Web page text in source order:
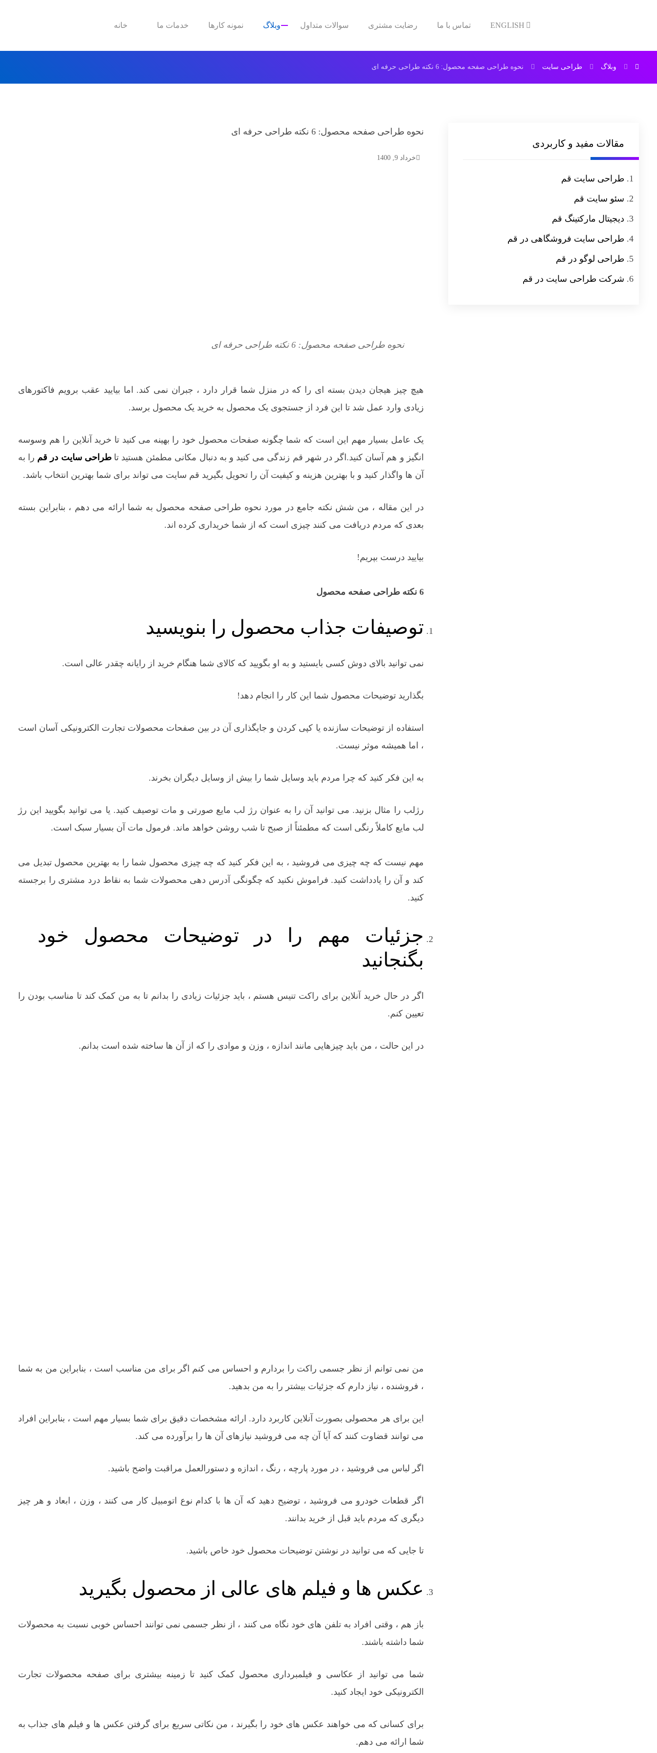
خانه خدمات ما نمونه کارها وبلاگ سوالات متداول رضایت مشتری تماس با ما ENGLISH
وبلاگ طراحی سایت نحوه طراحی صفحه محصول: 6 نکته طراحی حرفه ای
نحوه طراحی صفحه محصول: 6 نکته طراحی حرفه ای
خرداد 9, 1400
نحوه طراحی صفحه محصول: 6 نکته طراحی حرفه ای
هیچ چیز هیجان دیدن بسته ای را که در منزل شما قرار دارد ، جبران نمی کند. اما بیایید عقب برویم فاکتورهای
زیادی وارد عمل شد تا این فرد از جستجوی یک محصول به خرید یک محصول برسد.
یک عامل بسیار مهم این است که شما چگونه صفحات محصول خود را بهینه می کنید تا خرید آنلاین را هم وسوسه
انگیز و هم آسان کنید.اگر در شهر قم زندگی می کنید و به دنبال مکانی مطمئن هستید تاطراحی سایت در قم را به
آن ها واگذار کنید و با بهترین هزینه و کیفیت آن را تحویل بگیرید قم سایت می تواند برای شما بهترین انتخاب باشد.
در این مقاله ، من شش نکته جامع در مورد نحوه طراحی صفحه محصول به شما ارائه می دهم ، بنابراین بسته
بعدی که مردم دریافت می کنند چیزی است که از شما خریداری کرده اند.
بیایید درست بپریم!
6 نکته طراحی صفحه محصول
توصیفات جذاب محصول را بنویسید
نمی توانید بالای دوش کسی بایستید و به او بگویید که کالای شما هنگام خرید از رایانه چقدر عالی است.
بگذارید توضیحات محصول شما این کار را انجام دهد!
استفاده از توضیحات سازنده یا کپی کردن و جایگذاری آن در بین صفحات محصولات تجارت الکترونیکی آسان است
، اما همیشه موثر نیست.
به این فکر کنید که چرا مردم باید وسایل شما را بیش از وسایل دیگران بخرند.
رژلب را مثال بزنید. می توانید آن را به عنوان رژ لب مایع صورتی و مات توصیف کنید. یا می توانید بگویید این رژ
لب مایع کاملاً رنگی است که مطمئناً از صبح تا شب روشن خواهد ماند. فرمول مات آن بسیار سبک است.
مهم نیست که چه چیزی می فروشید ، به این فکر کنید که چه چیزی محصول شما را به بهترین محصول تبدیل می
کند و آن را یادداشت کنید. فراموش نکنید که چگونگی آدرس دهی محصولات شما به نقاط درد مشتری را برجسته
کنید.
جزئیات مهم را در توضیحات محصول خود
بگنجانید
اگر در حال خرید آنلاین برای راکت تنیس هستم ، باید جزئیات زیادی را بدانم تا به من کمک کند تا مناسب بودن را
تعیین کنم.
در این حالت ، من باید چیزهایی مانند اندازه ، وزن و موادی را که از آن ها ساخته شده است بدانم.
من نمی توانم از نظر جسمی راکت را بردارم و احساس می کنم اگر برای من مناسب است ، بنابراین من به شما
، فروشنده ، نیاز دارم که جزئیات بیشتر را به من بدهید.
این برای هر محصولی بصورت آنلاین کاربرد دارد. ارائه مشخصات دقیق برای شما بسیار مهم است ، بنابراین افراد
می توانند قضاوت کنند که آیا آن چه می فروشید نیازهای آن ها را برآورده می کند.
اگر لباس می فروشید ، در مورد پارچه ، رنگ ، اندازه و دستورالعمل مراقبت واضح باشید.
اگر قطعات خودرو می فروشید ، توضیح دهید که آن ها با کدام نوع اتومبیل کار می کنند ، وزن ، ابعاد و هر چیز
دیگری که مردم باید قبل از خرید بدانند.
تا جایی که می توانید در نوشتن توضیحات محصول خود خاص باشید.
عکس ها و فیلم های عالی از محصول بگیرید
باز هم ، وقتی افراد به تلفن های خود نگاه می کنند ، از نظر جسمی نمی توانند احساس خوبی نسبت به محصولات
شما داشته باشند.
شما می توانید از عکاسی و فیلمبرداری محصول کمک کنید تا زمینه بیشتری برای صفحه محصولات تجارت
الکترونیکی خود ایجاد کنید.
برای کسانی که می خواهند عکس های خود را بگیرند ، من نکاتی سریع برای گرفتن عکس ها و فیلم های جذاب به
شما ارائه می دهم.
مقالات مفید و کاربردی
طراحی سایت قم
سئو سایت قم
دیجیتال مارکتینگ قم
طراحی سایت فروشگاهی در قم
طراحی لوگو در قم
شرکت طراحی سایت در قم